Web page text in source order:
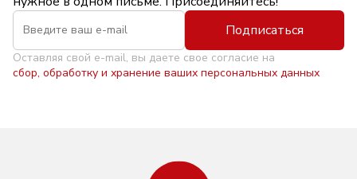
Подписаться
Оставляя свой e-mail, вы даете свое согласие на
сбор, обработку и хранение ваших персональных данных